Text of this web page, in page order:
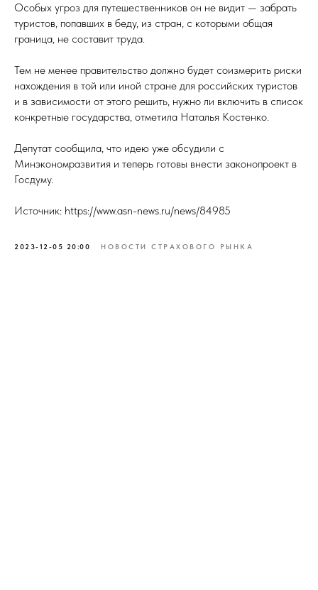
Особых угроз для путешественников он не видит — забрать
туристов, попавших в беду, из стран, с которыми общая
граница, не составит труда.
Тем не менее правительство должно будет соизмерить риски
нахождения в той или иной стране для российских туристов
и в зависимости от этого решить, нужно ли включить в список
конкретные государства, отметила Наталья Костенко.
Депутат сообщила, что идею уже обсудили с
Минэкономразвития и теперь готовы внести законопроект в
Госдуму.
Источник: https://www.asn-news.ru/news/84985
2023-12-05 20:00 НОВОСТИ СТРАХОВОГО РЫНКА